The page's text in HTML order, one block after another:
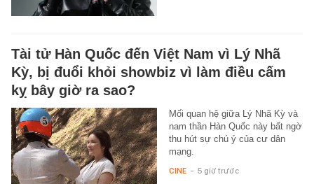
Tài tử Hàn Quốc đến Việt Nam vì Lý Nhã
Kỳ, bị đuổi khỏi showbiz vì làm điều cấm
kỵ bây giờ ra sao?
Mối quan hệ giữa Lý Nhã Kỳ và
nam thần Hàn Quốc này bất ngờ
thu hút sự chú ý của cư dân
mạng.
CINE - 5 giờ trước